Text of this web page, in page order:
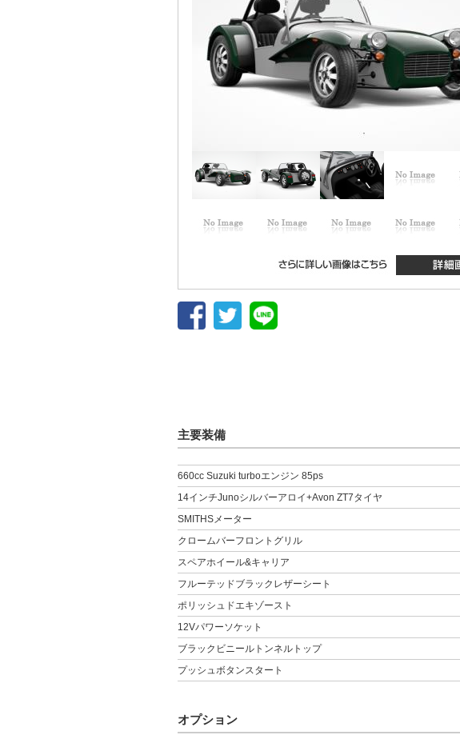
主要装備
660cc Suzuki turboエンジン 85ps
14インチJunoシルバーアロイ+Avon ZT7タイヤ
SMITHSメーター
クロームバーフロントグリル
スペアホイール&キャリア
フルーテッドブラックレザーシート
ポリッシュドエキゾースト
12Vパワーソケット
ブラックビニールトンネルトップ
プッシュボタンスタート
オプション